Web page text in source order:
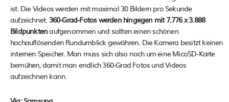
ist. Die Videos werden mit maximal 30 Bildern pro Sekunde
aufzeichnet. 360-Grad-Fotos werden hingegen mit 7.776 x 3.888
Bildpunktenaufgenommen und sollten einen schönen
hochauflösenden Rundumblick gewähren. Die Kamera besitzt keinen
internen Speicher. Man muss sich also noch um eine MicoSD-Karte
bemühen, damit man endlich 360-Grad Fotos und Videos
aufzeichnen kann.